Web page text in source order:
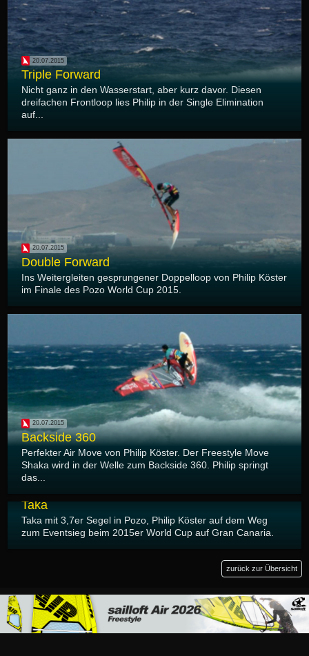
20.07.2015
Triple Forward
Nicht ganz in den Wasserstart, aber kurz davor. Diesen
dreifachen Frontloop lies Philip in der Single Elimination
auf...
20.07.2015
Double Forward
Ins Weitergleiten gesprungener Doppelloop von Philip Köster
im Finale des Pozo World Cup 2015.
20.07.2015
Backside 360
Perfekter Air Move von Philip Köster. Der Freestyle Move
Shaka wird in der Welle zum Backside 360. Philip springt
das...
Taka
Taka mit 3,7er Segel in Pozo, Philip Köster auf dem Weg
zum Eventsieg beim 2015er World Cup auf Gran Canaria.
zurück zur Übersicht